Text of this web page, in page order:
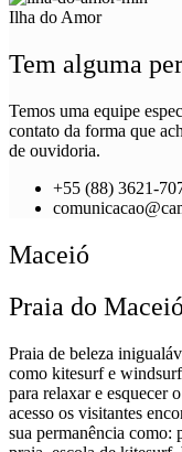
Ilha do Amor
Tem alguma
Temos uma equipe
contato da forma que
de ouvidoria.
+55 (88) 3621-
Maceió
Praia do Maceió
Praia de beleza
como kitesurf e
para relaxar e esquecer
acesso os visitantes
sua permanência como: